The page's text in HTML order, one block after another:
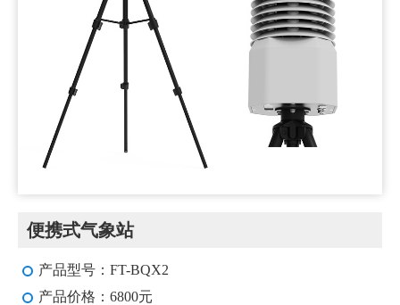
便携式气象站
产品型号：FT-BQX2
产品价格：6800元